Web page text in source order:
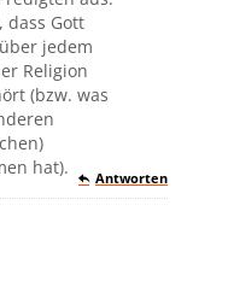
dass Gott
jedem
Religion
(bzw. was
hat).
Antworten